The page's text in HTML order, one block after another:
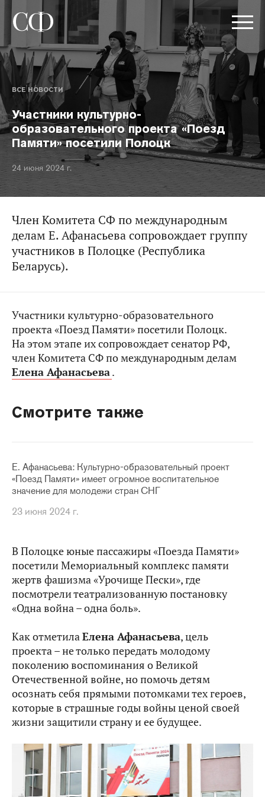
ВСЕ НОВОСТИ
Участники культурно-
образовательного проекта «Поезд
Памяти» посетили Полоцк
24 июня 2024 г.
Член Комитета СФ по международным
делам Е. Афанасьева сопровождает группу
участников в Полоцке (Республика
Беларусь).
Участники культурно-образовательного
проекта «Поезд Памяти» посетили Полоцк.
На этом этапе их сопровождает сенатор РФ,
член Комитета СФ по международным делам
Елена Афанасьева.
Смотрите также
Е. Афанасьева: Культурно-образовательный проект
«Поезд Памяти» имеет огромное воспитательное
значение для молодежи стран СНГ
23 июня 2024 г.
В Полоцке юные пассажиры «Поезда Памяти»
посетили Мемориальный комплекс памяти
жертв фашизма «Урочище Пески», где
посмотрели театрализованную постановку
«Одна война – одна боль».
Как отметилаЕлена Афанасьева, цель
проекта – не только передать молодому
поколению воспоминания о Великой
Отечественной войне, но помочь детям
осознать себя прямыми потомками тех героев,
которые в страшные годы войны ценой своей
жизни защитили страну и ее будущее.